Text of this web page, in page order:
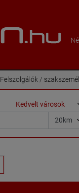
Felszolgálók /